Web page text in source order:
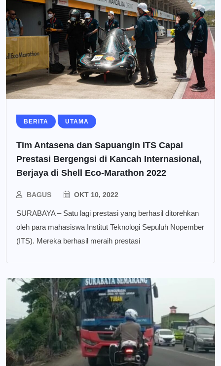
BERITA UTAMA
Tim Antasena dan Sapuangin ITS Capai
Prestasi Bergengsi di Kancah Internasional,
Berjaya di Shell Eco-Marathon 2022
BAGUS OKT 10, 2022
SURABAYA – Satu lagi prestasi yang berhasil ditorehkan
oleh para mahasiswa Institut Teknologi Sepuluh Nopember
(ITS). Mereka berhasil meraih prestasi